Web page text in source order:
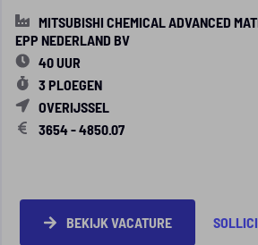
MITSUBISHI CHEMICAL ADVANCED
EPP NEDERLAND BV
40 UUR
3 PLOEGEN
OVERIJSSEL
3654 - 4850.07
BEKIJK VACATURE